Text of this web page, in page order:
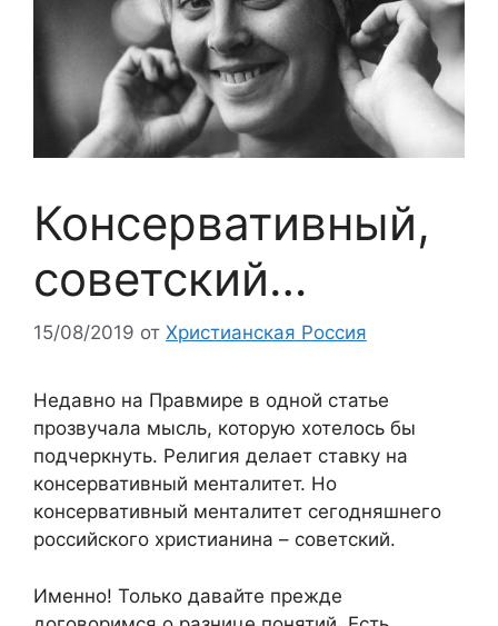
Консервативный,
советский…
15/08/2019 от Христианская Россия
Недавно на Правмире в одной статье
прозвучала мысль, которую хотелось бы
подчеркнуть. Религия делает ставку на
консервативный менталитет. Но
консервативный менталитет сегодняшнего
российского христианина – советский.
Именно! Только давайте прежде